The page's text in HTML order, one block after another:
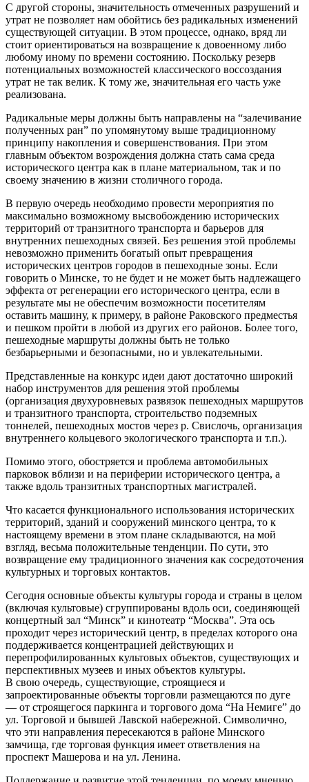
C другой стороны, значительность отмеченных разрушений и
утрат не позволяет нам обойтись без радикальных изменений
существующей ситуации. В этом процессе, однако, вряд ли
стоит ориентироваться на возвращение к довоенному либо
любому иному по времени состоянию. Поскольку резерв
потенциальных возможностей классического воссоздания
утрат не так велик. К тому же, значительная его часть уже
реализована.
Радикальные меры должны быть направлены на “залечивание
полученных ран” по упомянутому выше традиционному
принципу накопления и совершенствования. При этом
главным объектом возрождения должна стать сама среда
исторического центра как в плане материальном, так и по
своему значению в жизни столичного города.
В первую очередь необходимо провести мероприятия по
максимально возможному высвобождению исторических
территорий от транзитного транспорта и барьеров для
внутренних пешеходных связей. Без решения этой проблемы
невозможно применить богатый опыт превращения
исторических центров городов в пешеходные зоны. Если
говорить о Минске‚ то не будет и не может быть надлежащего
эффекта от регенерации его исторического центра, если в
результате мы не обеспечим возможности посетителям
оставить машину, к примеру, в районе Раковского предместья
и пешком пройти в любой из других его районов. Более того,
пешеходные маршруты должны быть не только
безбарьерными и безопасными, но и увлекательными.
Представленные на конкурс идеи дают достаточно широкий
набор инструментов для решения этой проблемы
(организация двухуровневых развязок пешеходных маршрутов
и транзитного транспорта, строительство подземных
тоннелей, пешеходных мостов через р. Свислочь, организация
внутреннего кольцевого экологического транспорта и т.п.).
Помимо этого, обостряется и проблема автомобильных
парковок вблизи и на периферии исторического центра, а
также вдоль транзитных транспортных магистралей.
Что касается функционального использования исторических
территорий, зданий и сооружений минского центра, то к
настоящему времени в этом плане складываются, на мой
взгляд, весьма положительные тенденции. По сути, это
возвращение ему традиционного значения как сосредоточения
культурных и торговых контактов.
Сегодня основные объекты культуры города и страны в целом
(включая культовые) сгруппированы вдоль оси, соединяющей
концертный зал “Минск” и кинотеатр “Москва”. Эта ось
проходит через исторический центр, в пределах которого она
поддерживается концентрацией действующих и
перепрофилированных культовых объектов, существующих и
перспективных музеев и иных объектов культуры.
В свою очередь‚ существующие, строящиеся и
запроектированные объекты торговли размещаются по дуге
— от строящегося паркинга и торгового дома “На Немиге” до
ул. Торговой и бывшей Лавской набережной. Символично,
что эти направления пересекаются в районе Минского
замчища, где торговая функция имеет ответвления на
проспект Машерова и на ул. Ленина.